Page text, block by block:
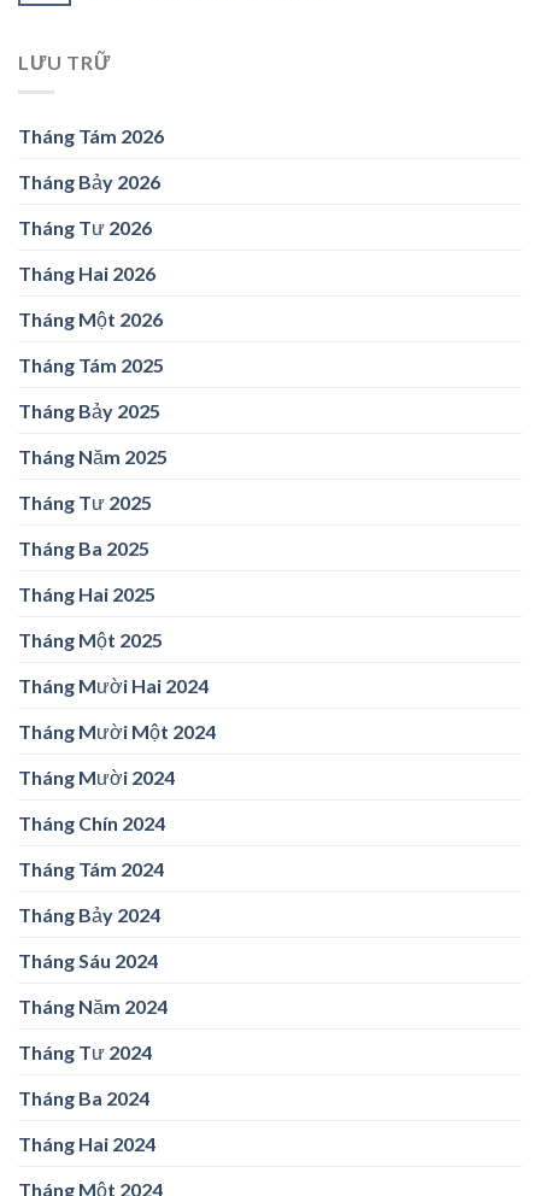
LƯU TRỮ
Tháng Tám 2026
Tháng Bảy 2026
Tháng Tư 2026
Tháng Hai 2026
Tháng Một 2026
Tháng Tám 2025
Tháng Bảy 2025
Tháng Năm 2025
Tháng Tư 2025
Tháng Ba 2025
Tháng Hai 2025
Tháng Một 2025
Tháng Mười Hai 2024
Tháng Mười Một 2024
Tháng Mười 2024
Tháng Chín 2024
Tháng Tám 2024
Tháng Bảy 2024
Tháng Sáu 2024
Tháng Năm 2024
Tháng Tư 2024
Tháng Ba 2024
Tháng Hai 2024
Tháng Một 2024